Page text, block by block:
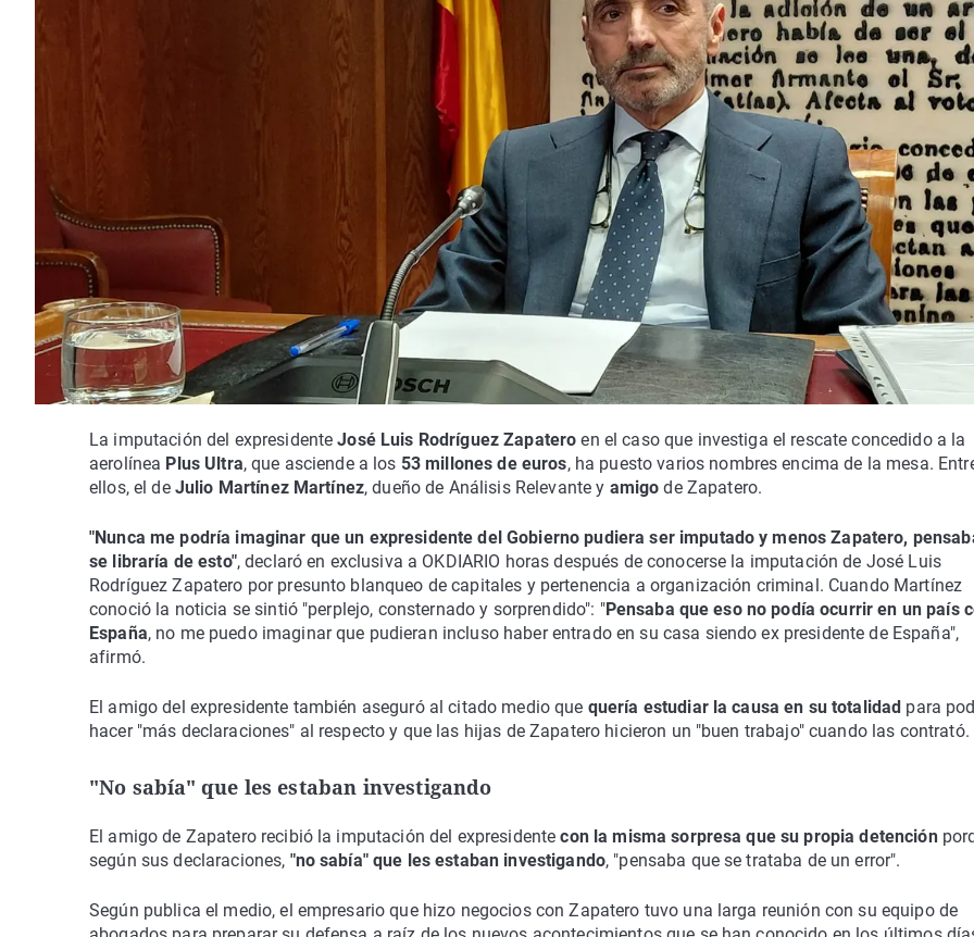
La imputación del expresidenteJosé Luis Rodríguez Zapateroen el caso que investiga el rescate concedido a la
aerolínea Plus Ultra, que asciende a los 53 millones de euros, ha puesto varios nombres encima de la mesa.
ellos, el de Julio Martínez Martínez, dueño de Análisis Relevante y amigode Zapatero.
"Nunca me podría imaginar que un expresidente del Gobierno pudiera ser imputado y menos Zapatero,
se libraría de esto", declaró en exclusiva a OKDIARIO horas después de conocerse la imputación de José Luis
Rodríguez Zapatero por presunto blanqueo de capitales y pertenencia a organización criminal. Cuando Martínez
conoció la noticia se sintió "perplejo, consternado y sorprendido": "Pensaba que eso no podía ocurrir en un país
España, no me puedo imaginar que pudieran incluso haber entrado en su casa siendo ex presidente de España",
afirmó.
El amigo del expresidente también aseguró al citado medio que quería estudiar la causa en su totalidad para
hacer "más declaraciones" al respecto y que las hijas de Zapatero hicieron un "buen trabajo" cuando las contrató.
"No sabía" que les estaban investigando
El amigo de Zapatero recibió la imputación del expresidentecon la misma sorpresa que su propia detención
según sus declaraciones, "no sabía" que les estaban investigando, "pensaba que se trataba de un error".
Según publica el medio, el empresario que hizo negocios con Zapatero tuvo una larga reunión con su equipo de